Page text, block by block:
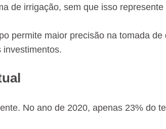
de irrigação, sem que isso
permite maior precisão na tomada
investimentos.
No ano de 2020, apenas 23% do